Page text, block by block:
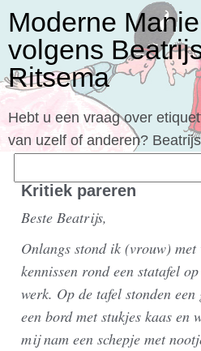
Moderne
volgens
Ritsema
Hebt u een vraag over
van uzelf of anderen?
naar:Kritiek pareren
Beste Beatrijs,
Onlangs stond ik (vrouw)
kennissen rond een statafel
werk. Op de tafel stonden
een bord met stukjes kaas en
mij nam een schepje met